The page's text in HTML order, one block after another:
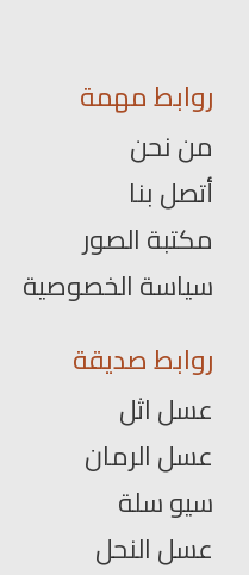
روابط مهمة
من نحن
أتصل بنا
مكتبة الصور
سياسة الخصوصية
روابط صديقة
عسل اثل
عسل الرمان
سيو سلة
عسل النحل